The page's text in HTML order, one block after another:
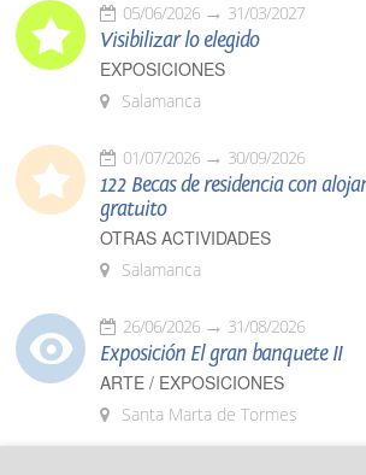
05/06/2026 31/03/2027
Visibilizar lo elegido
EXPOSICIONES
Salamanca
01/07/2026 30/09/2026
122 Becas de residencia con
gratuito
OTRAS ACTIVIDADES
Salamanca
26/06/2026 31/08/2026
Exposición El gran banquete II
ARTE / EXPOSICIONES
Santa Marta de Tormes